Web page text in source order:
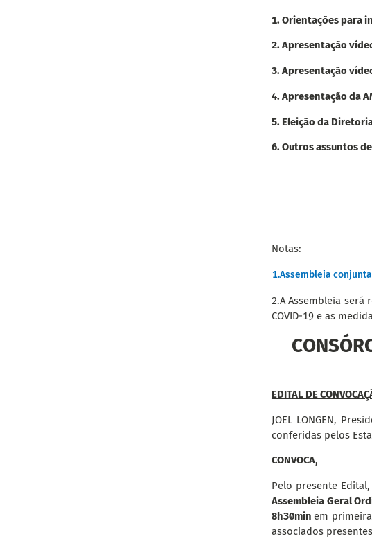
1. Orientações para
2. Apresentação
3. Apresentação
4. Apresentação da
5. Eleição da
6. Outros assuntos
Notas:
1.Assembleia conjunta
2.A Assembleia
COVID-19 e as
EDITAL DE
JOEL LONGEN,
conferidas pelos
CONVOCA,
Pelo presente
Assembleia Geral
8h30min em
associados